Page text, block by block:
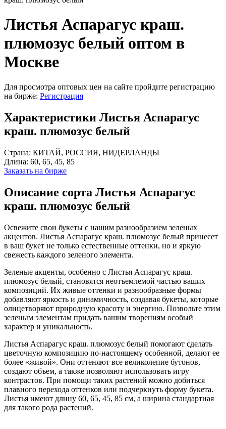
Листья Аспарагус краш.
плюмозус белый оптом в
Москве
Для просмотра оптовых цен на сайте пройдите регистрацию
на бирже: Регистрация
Характеристики Листья Аспарагус
краш. плюмозус белый
Страна: КИТАЙ, РОССИЯ, НИДЕРЛАНДЫ
Длина: 60, 65, 45, 85
Заказать на бирже
Описание сорта Листья Аспарагус
краш. плюмозус белый
Освежите свои букеты с нашим разнообразием зеленых
акцентов. Листья Аспарагус краш. плюмозус белый принесет
в ваш букет не только естественные оттенки, но и яркую
свежесть каждого зеленого элемента.
Зеленые акценты, особенно с Листья Аспарагус краш.
плюмозус белый, становятся неотъемлемой частью ваших
композиций. Их живые оттенки и разнообразные формы
добавляют яркость и динамичность, создавая букеты, которые
олицетворяют природную красоту и энергию. Позвольте этим
зеленым элементам придать вашим творениям особый
характер и уникальность.
Листья Аспарагус краш. плюмозус белый помогают сделать
цветочную композицию по-настоящему особенной, делают ее
более «живой». Они оттеняют все великолепие бутонов,
создают объем, а также позволяют использовать игру
контрастов. При помощи таких растений можно добиться
плавного перехода оттенков или подчеркнуть форму букета.
Листья имеют длину 60, 65, 45, 85 см, а ширина стандартная
для такого рода растений.